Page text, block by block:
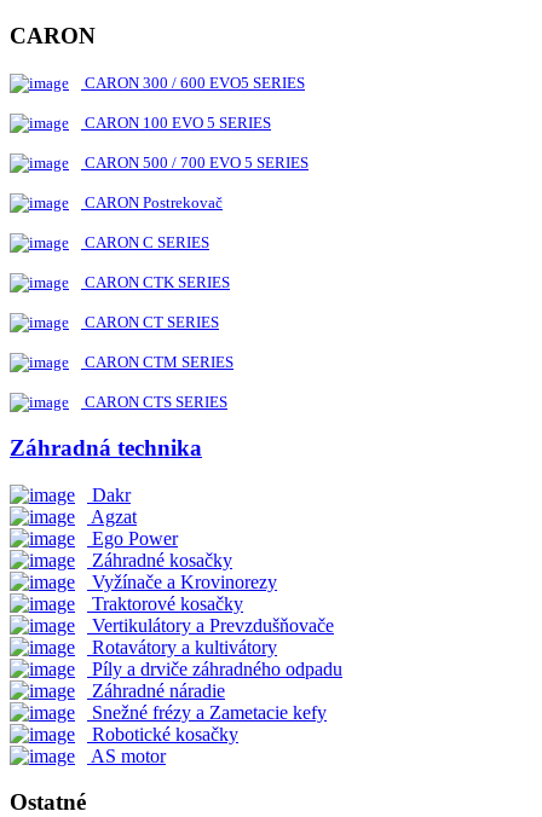
CARON
CARON 300 / 600 EVO5 SERIES
CARON 100 EVO 5 SERIES
CARON 500 / 700 EVO 5 SERIES
CARON Postrekovač
CARON C SERIES
CARON CTK SERIES
CARON CT SERIES
CARON CTM SERIES
CARON CTS SERIES
Záhradná technika
Dakr
Agzat
Ego Power
Záhradné kosačky
Vyžínače a Krovinorezy
Traktorové kosačky
Vertikulátory a Prevzdušňovače
Rotavátory a kultivátory
Píly a drviče záhradného odpadu
Záhradné náradie
Snežné frézy a Zametacie kefy
Robotické kosačky
AS motor
Ostatné